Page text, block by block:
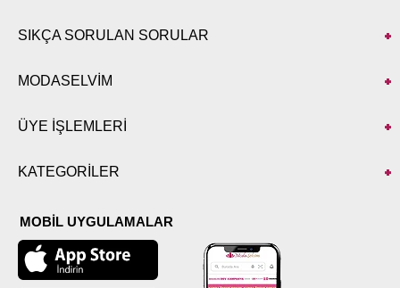
SIKÇA SORULAN SORULAR
MODASELVİM
ÜYE İŞLEMLERİ
KATEGORİLER
MOBİL UYGULAMALAR